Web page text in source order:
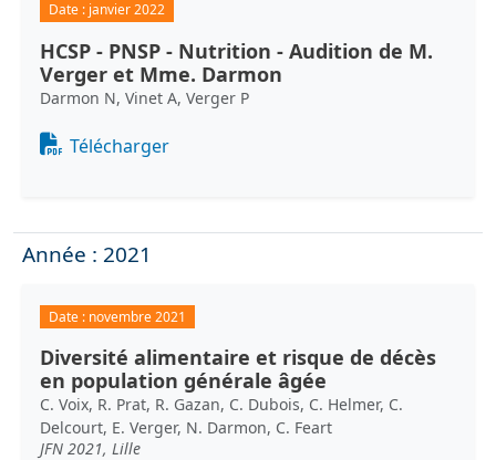
Date : janvier 2022
HCSP - PNSP - Nutrition - Audition de M.
Verger et Mme. Darmon
Darmon N, Vinet A, Verger P
Document
Télécharger
Année : 2021
Date : novembre 2021
Diversité alimentaire et risque de décès
en population générale âgée
C. Voix, R. Prat, R. Gazan, C. Dubois, C. Helmer, C.
Delcourt, E. Verger, N. Darmon, C. Feart
JFN 2021, Lille